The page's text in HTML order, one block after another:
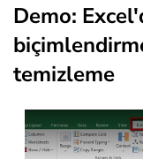
Demo:
temizleme